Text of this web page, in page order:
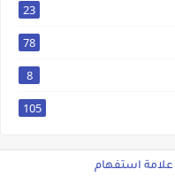
23
78
8
105
علامة استفهام